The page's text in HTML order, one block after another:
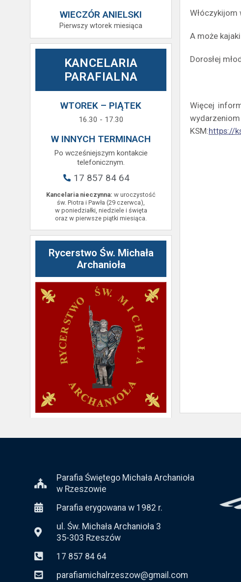
WIECZÓR ANIELSKI
Pierwszy wtorek miesiąca
KANCELARIA
PARAFIALNA
WTOREK – PIĄTEK
16.30 - 17.30
W INNYCH TERMINACH
Po wcześniejszym kontakcie
telefonicznym.
17 857 84 64
Kancelaria nieczynna: w uroczystość
św. Piotra i Pawła (29 czerwca),
w poniedziałki, niedziele i święta
oraz w pierwsze piątki miesiąca.
Rycerstwo Św. Michała
Archanioła
Włóczykijom
A może
Dorosłej
Więcej
KSM:https://
Parafia Świętego Michała Archanioła
w Rzeszowie
Parafia erygowana w 1982 r.
ul. Św. Michała Archanioła 3
35-303 Rzeszów
17 857 84 64
parafiamichalrzeszow@gmail.com